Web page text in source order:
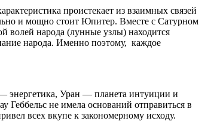
проистекает из взаимных связей
и мощно стоит Юпитер. Вместе с Сатурном
волей народа (лунные узлы) находится
народа. Именно поэтому, каждое
Уран — планета интуиции и
не имела оснований отправиться в
всех вкупе к закономерному исходу.